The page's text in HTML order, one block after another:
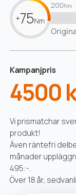
+75Nm
200Nm
Kampanjpris
4500
Vi prismatchar
produkt!
Även räntefri
månader
495:-.
Över 18 år,